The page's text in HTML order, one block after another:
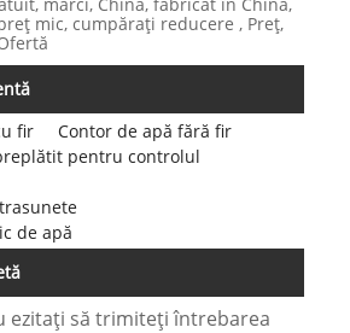
mic, cumpărați reducere , Preț,
fir
Contor de apă fără fir
pentru controlul
de apă
ezitați să trimiteți întrebarea